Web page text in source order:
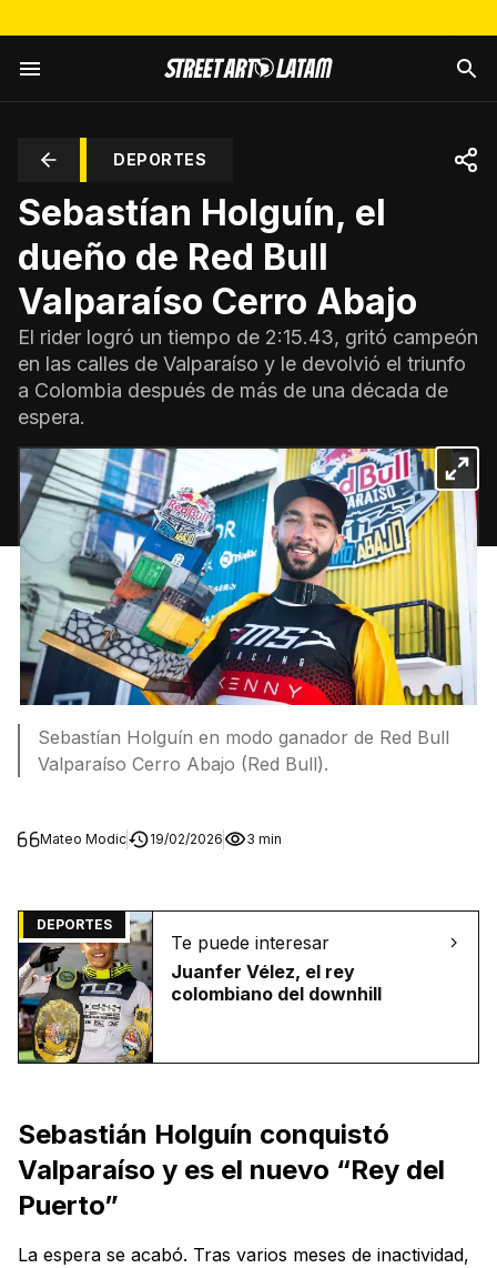
DEPORTES
Sebastían Holguín, el
dueño de Red Bull
Valparaíso Cerro Abajo
El rider logró un tiempo de 2:15.43, gritó campeón
en las calles de Valparaíso y le devolvió el triunfo
a Colombia después de más de una década de
espera.
Sebastían Holguín en modo ganador de Red Bull
Valparaíso Cerro Abajo (Red Bull).
Mateo Modic 19/02/2026 3 min
DEPORTES
Te puede interesar
Juanfer Vélez, el rey
colombiano del downhill
Sebastián Holguín conquistó
Valparaíso y es el nuevo “Rey del
Puerto”
La espera se acabó. Tras varios meses de inactividad,